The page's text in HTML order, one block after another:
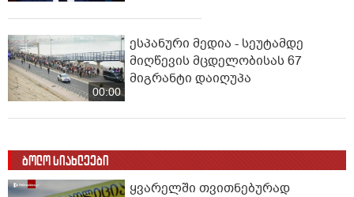
00:00
ესპანური მედია - სეუტამდე
მიღწევის მცდელობისას 67
მიგრანტი დაიღუპა
ბოლო სიახლეები
ყვარელში თვითნებურად